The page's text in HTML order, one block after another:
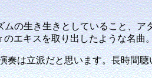
の生き生きとしていること、ア
のエキスを取り出したような名曲
は立派だと思います。長時間